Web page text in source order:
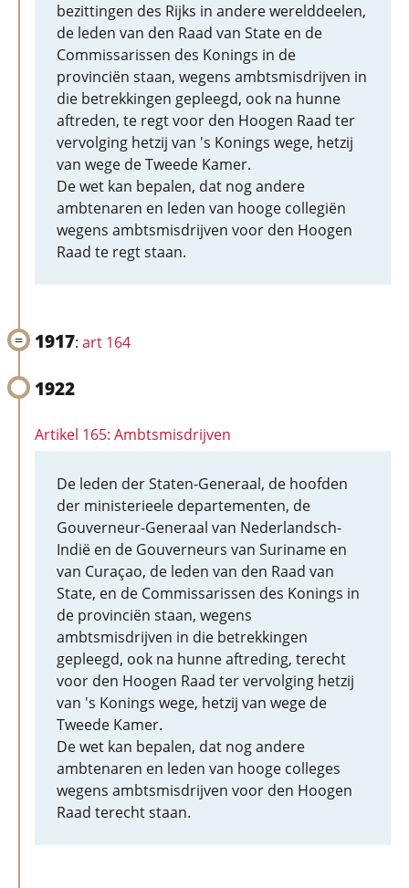
bezittingen des Rijks in andere werelddeelen,
de leden van den Raad van State en de
Commissarissen des Konings in de
provinciën staan, wegens ambtsmisdrijven in
die betrekkingen gepleegd, ook na hunne
aftreden, te regt voor den Hoogen Raad ter
vervolging hetzij van 's Konings wege, hetzij
van wege de Tweede Kamer.
De wet kan bepalen, dat nog andere
ambtenaren en leden van hooge collegiën
wegens ambtsmisdrijven voor den Hoogen
Raad te regt staan.
1917: art 164
1922
Artikel 165: Ambtsmisdrijven
De leden der Staten-Generaal, de hoofden
der ministerieele departementen, de
Gouverneur-Generaal van Nederlandsch-
Indië en de Gouverneurs van Suriname en
van Curaçao, de leden van den Raad van
State, en de Commissarissen des Konings in
de provinciën staan, wegens
ambtsmisdrijven in die betrekkingen
gepleegd, ook na hunne aftreding, terecht
voor den Hoogen Raad ter vervolging hetzij
van 's Konings wege, hetzij van wege de
Tweede Kamer.
De wet kan bepalen, dat nog andere
ambtenaren en leden van hooge colleges
wegens ambtsmisdrijven voor den Hoogen
Raad terecht staan.